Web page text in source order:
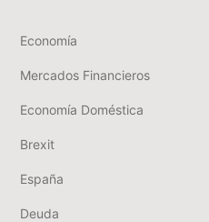
Economía
Mercados Financieros
Economía Doméstica
Brexit
España
Deuda